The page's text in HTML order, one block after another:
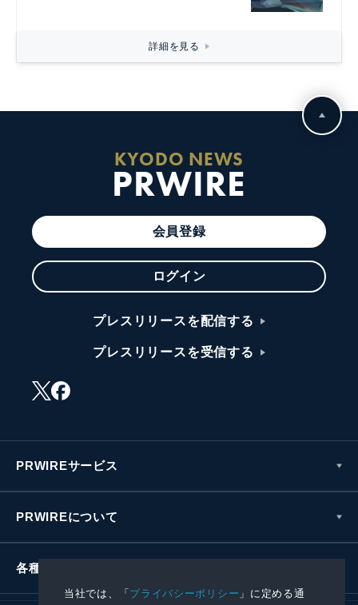
当社では、「プライバシーポリシー 」に定める通
詳細を見る
KYODO NEWS
PRWIRE
会員登録
ログイン
プレスリリースを配信する
プレスリリースを受信する
PRWIREサービス
PRWIREについて
各種お問い合わせ